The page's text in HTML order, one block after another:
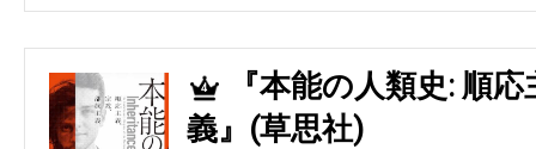
4
『本能の人類史: 順
義』(草思社)